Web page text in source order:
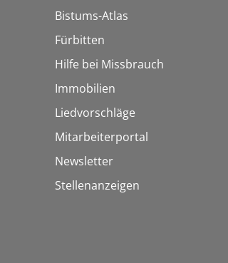
Bistums-Atlas
Fürbitten
Hilfe bei Missbrauch
Immobilien
Liedvorschläge
Mitarbeiterportal
Newsletter
Stellenanzeigen